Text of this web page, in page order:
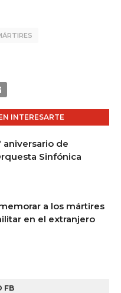
INTERESARTE
aniversario de
Sinfónica
a los mártires
en el extranjero
FB